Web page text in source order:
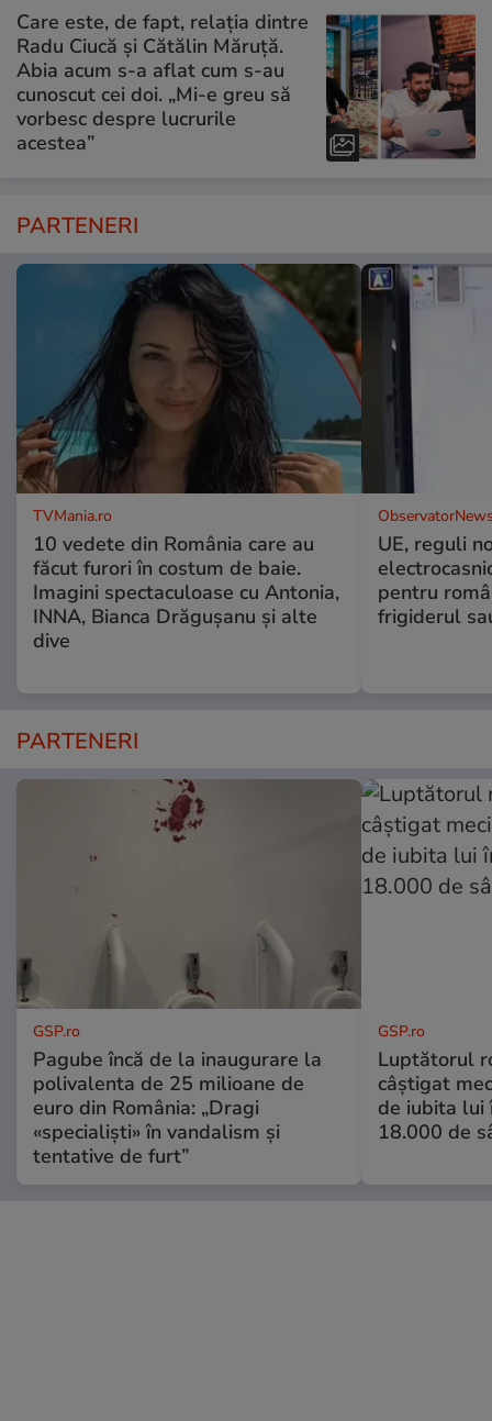
Care este, de fapt, relația dintre
Radu Ciucă și Cătălin Măruță.
Abia acum s-a aflat cum s-au
cunoscut cei doi. „Mi-e greu să
vorbesc despre lucrurile
acestea”
PARTENERI
TVMania.ro
10 vedete din România care au
făcut furori în costum de baie.
Imagini spectaculoase cu Antonia,
INNA, Bianca Drăgușanu și alte
dive
UE, reguli
pentru
frigiderul
PARTENERI
GSP.ro
Pagube încă de la inaugurare la
polivalenta de 25 milioane de
euro din România: „Dragi
«specialiști» în vandalism și
tentative de furt”
GSP.ro
Luptătorul
câștigat
de iubita lui
18.000 de